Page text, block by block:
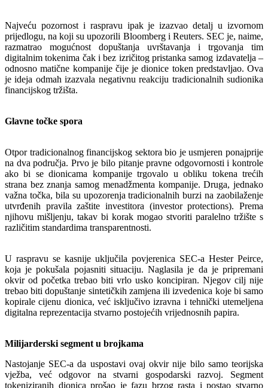
Najveću pozornost i raspravu ipak je izazvao detalj u izvornom
prijedlogu, na koji su upozorili Bloomberg i Reuters. SEC je, naime,
razmatrao mogućnost dopuštanja uvrštavanja i trgovanja tim
digitalnim tokenima čak i bez izričitog pristanka samog izdavatelja –
odnosno matične kompanije čije je dionice token predstavljao. Ova
je ideja odmah izazvala negativnu reakciju tradicionalnih sudionika
financijskog tržišta.
Glavne točke spora
Otpor tradicionalnog financijskog sektora bio je usmjeren ponajprije
na dva područja. Prvo je bilo pitanje pravne odgovornosti i kontrole
ako bi se dionicama kompanije trgovalo u obliku tokena trećih
strana bez znanja samog menadžmenta kompanije. Druga, jednako
važna točka, bila su upozorenja tradicionalnih burzi na zaobilaženje
utvrđenih pravila zaštite investitora (investor protections). Prema
njihovu mišljenju, takav bi korak mogao stvoriti paralelno tržište s
različitim standardima transparentnosti.
U raspravu se kasnije uključila povjerenica SEC-a Hester Peirce,
koja je pokušala pojasniti situaciju. Naglasila je da je pripremani
okvir od početka trebao biti vrlo usko koncipiran. Njegov cilj nije
trebao biti dopuštanje sintetičkih zamjena ili izvedenica koje bi samo
kopirale cijenu dionica, već isključivo izravna i tehnički utemeljena
digitalna reprezentacija stvarno postojećih vrijednosnih papira.
Milijarderski segment u brojkama
Nastojanje SEC-a da uspostavi ovaj okvir nije bilo samo teorijska
vježba, već odgovor na stvarni gospodarski razvoj. Segment
tokeniziranih dionica prošao je fazu brzog rasta i postao stvarno